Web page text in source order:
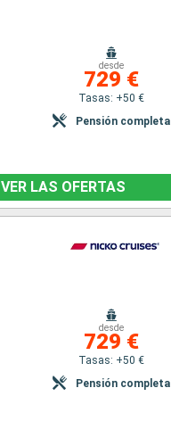
desde
729 €
Tasas: +50 €
Pensión completa
VER LAS OFERTAS
desde
729 €
Tasas: +50 €
Pensión completa